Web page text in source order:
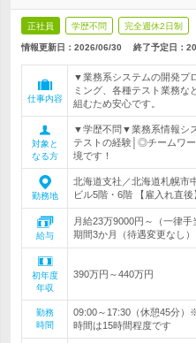
正社員 学歴不問 完全週休2日制
情報更新日：2026/06/30 終了予定日：
仕事内容
▼業務系システムの開発プ
ミング、各種テスト業務な
組むため安心です。
対象と
なる方
▼学歴不問▼業務系情報シ
テストの経験│◎チームワ
境です！
勤務地
北海道支社／北海道札幌市
ビル5階・6階 【雇入れ直後
給与
月給23万9000円～（一律
期間3か月（待遇変更なし
初年度
年収
390万円～440万円
勤務
時間
09:00～17:30（休憩45分
時間は15時間程度です